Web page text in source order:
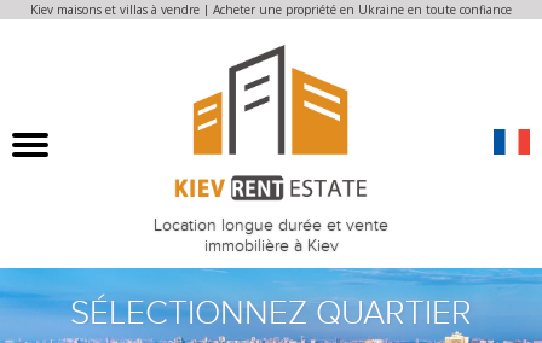
Kiev maisons et villas à vendre | Acheter une propriété en Ukraine en toute confiance
Location longue durée et vente
immobilière à Kiev
SÉLECTIONNEZ QUARTIER